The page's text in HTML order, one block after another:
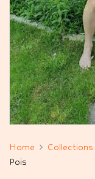
Home Collections
Pois